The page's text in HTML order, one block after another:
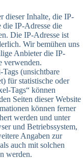
dieser Inhalte, die IP-
die IP-Adresse die
Die IP-Adresse ist
Wir bemühen uns
Anbieter die IP-
verwenden.
(unsichtbare
für statistische oder
Tags“ können
Seiten dieser Website
können ferner
werden und unter
und Betriebssystem,
Angaben zur
auch mit solchen
werden.